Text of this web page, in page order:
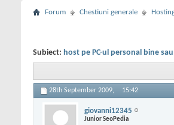
Forum Chestiuni generale
Subiect: host pe PC-ul personal bine
28th September 2009, 15:42
giovanni12345
Junior SeoPedia